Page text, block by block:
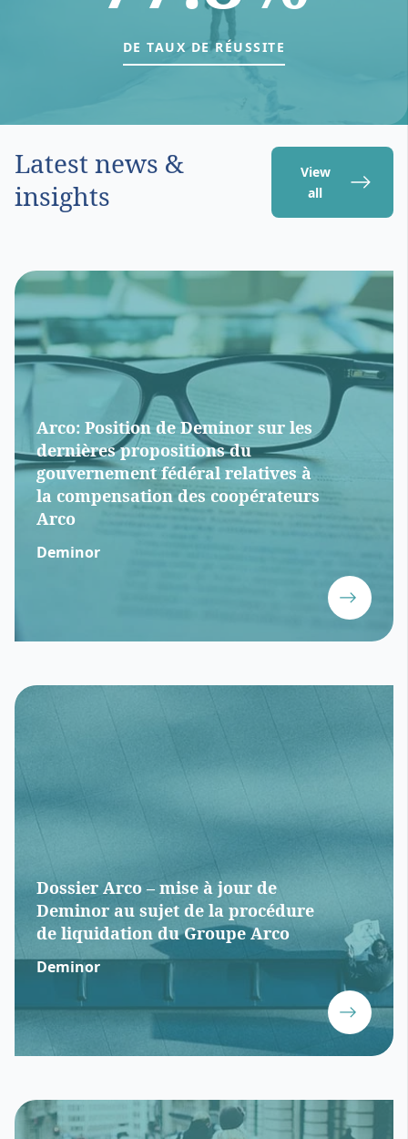
DE TAUX DE RÉUSSITE
Latest news &
insights
View
all
Arco: Position de Deminor sur les
dernières propositions du
gouvernement fédéral relatives à
la compensation des coopérateurs
Arco
Deminor
Dossier Arco – mise à jour de
Deminor au sujet de la procédure
de liquidation du Groupe Arco
Deminor